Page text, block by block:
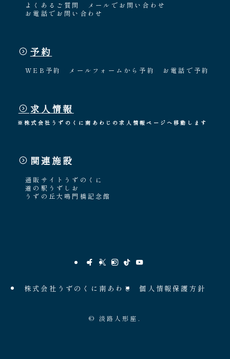
よくあるご質問
メールでお問い合わせ
お電話でお問い合わせ
予約
WEB予約 メールフォームから予約 お電話で予約
求人情報
※株式会社うずのくに南あわじの求人情報ページへ移動します
関連施設
通販サイトうずのくに
道の駅うずしお
うずの丘大鳴門橋記念館
株式会社うずのくに南あわじ 個人情報保護方針
© 淡路人形座.